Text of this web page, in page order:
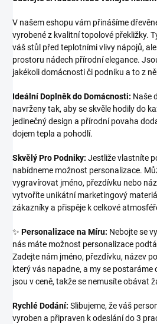
V našem eshopu vám přinášíme
vyrobené z kvalitní topolové překližky.
váš stůl před teplotními vlivy nápojů,
prostoru nádech přírodní elegance.
jakékoli domácnosti či podniku a to z
Ideální Doplněk do Domácnosti: Naše
navrženy tak, aby se skvěle hodily do
jedinečný design a přírodní povaha
dojem tepla a pohodlí.
Skvělý Pro Podniky: Jestliže vlastníte
nabídneme možnost personalizace.
vygravírovat jméno, přezdívku nebo
vytvoříte unikátní marketingový
zákazníky a přispěje k celkové
✨ Personalizace na Míru: Nebojte se
nás máte možnost personalizace
Zadejte nám jméno, přezdívku, název
který vás napadne, a my se
jsou v ceně, takže se nemusíte obávat
Rychlé Dodání: Slibujeme, že váš
vyroben a připraven k odeslání do 3